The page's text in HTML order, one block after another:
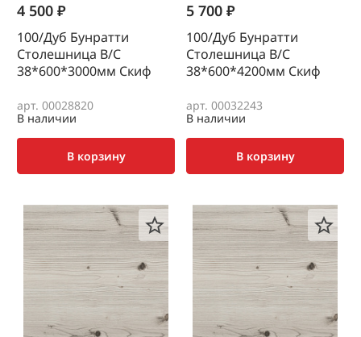
4 500 ₽
100/Дуб Бунратти
Столешница В/С
38*600*3000мм Скиф
арт. 00028820
В наличии
В корзину
5 700 ₽
100/Дуб Бунратти
Столешница В/С
38*600*4200мм Скиф
арт. 00032243
В наличии
В корзину